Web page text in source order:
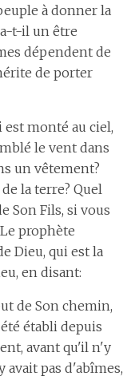
à donner la
t-il un être
dépendent de
de porter
est monté au ciel,
le vent dans
un vêtement?
la terre? Quel
Son Fils, si vous
prophète
Dieu, qui est la
en disant:
de Son chemin,
établi depuis
avant qu'il n'y
avait pas d'abîmes,